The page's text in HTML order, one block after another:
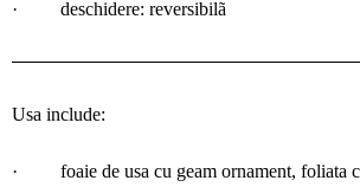
· deschidere: reversibilã
Usa include:
· foaie de usa cu geam ornament, foliata